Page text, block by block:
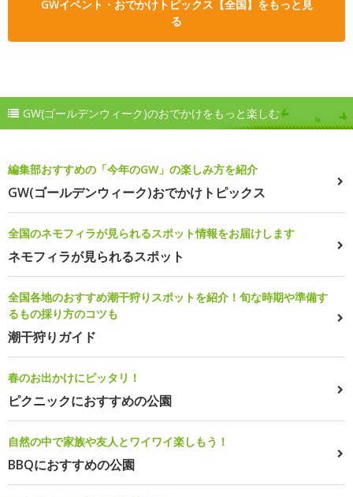
GWイベント・おでかけトピックス【全国】をもっと見
る
GW(ゴールデンウィーク)のおでかけをもっと楽しむ
編集部おすすめの「今年のGW」の楽しみ方を紹介
GW(ゴールデンウィーク)おでかけトピックス
全国のネモフィラが見られるスポット情報をお届けします
ネモフィラが見られるスポット
全国各地のおすすめ潮干狩りスポットを紹介！旬な時期や準備す
るもの採り方のコツも
潮干狩りガイド
春のお出かけにピッタリ！
ピクニックにおすすめの公園
自然の中で家族や友人とワイワイ楽しもう！
BBQにおすすめの公園